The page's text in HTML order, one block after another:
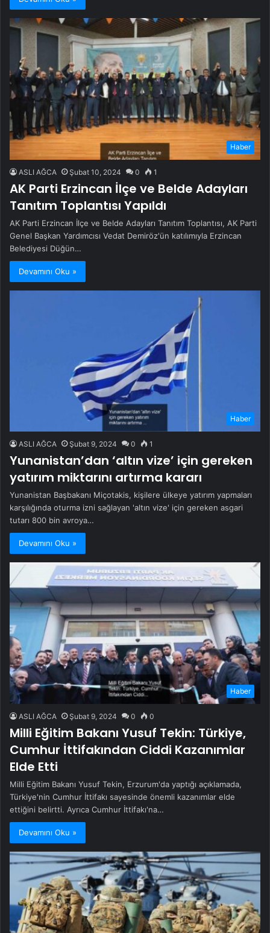
Haber
ASLI AĞCA Şubat 10, 2024 0 1
AK Parti Erzincan İlçe ve Belde Adayları
Tanıtım Toplantısı Yapıldı
AK Parti Erzincan İlçe ve Belde Adayları Tanıtım Toplantısı, AK Parti
Genel Başkan Yardımcısı Vedat Demiröz'ün katılımıyla Erzincan
Belediyesi Düğün…
Devamını Oku »
Haber
ASLI AĞCA Şubat 9, 2024 0 1
Yunanistan’dan ‘altın vize’ için gereken
yatırım miktarını artırma kararı
Yunanistan Başbakanı Miçotakis, kişilere ülkeye yatırım yapmaları
karşılığında oturma izni sağlayan 'altın vize' için gereken asgari
tutarı 800 bin avroya…
Devamını Oku »
Haber
ASLI AĞCA Şubat 9, 2024 0 0
Milli Eğitim Bakanı Yusuf Tekin: Türkiye,
Cumhur İttifakından Ciddi Kazanımlar
Elde Etti
Milli Eğitim Bakanı Yusuf Tekin, Erzurum'da yaptığı açıklamada,
Türkiye'nin Cumhur İttifakı sayesinde önemli kazanımlar elde
ettiğini belirtti. Ayrıca Cumhur İttifakı'na…
Devamını Oku »